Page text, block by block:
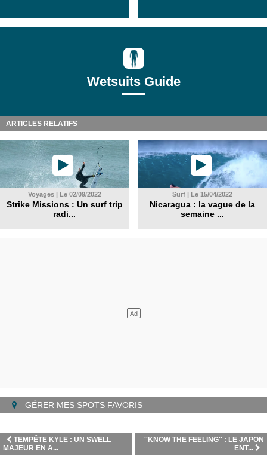
Wetsuits Guide
ARTICLES RELATIFS
Voyages | Le 02/09/2022
Strike Missions : Un surf trip
radi...
Surf | Le 15/04/2022
Nicaragua : la vague de la
semaine ...
GÉRER MES SPOTS FAVORIS
''KNOW THE FEELING'' : LE JAPON
ENT...
TEMPÊTE KYLE : UN SWELL
MAJEUR EN A...